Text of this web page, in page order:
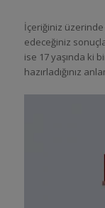
İçeriğiniz üzerinde
edeceğiniz
ise 17 yaşında ki
hazırladığınız